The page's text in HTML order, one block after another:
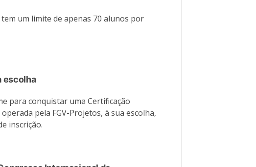
tem um limite de apenas 70 alunos por
escolha
para conquistar uma Certificação
pela FGV-Projetos, à sua escolha,
inscrição.